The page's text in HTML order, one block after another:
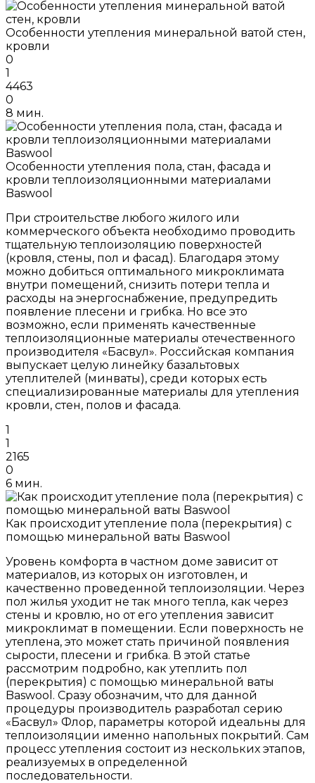
Особенности утепления минеральной ватой стен,
кровли
0
1
4463
0
8 мин.
Особенности утепления пола, стан, фасада и
кровли теплоизоляционными материалами
Baswool
При строительстве любого жилого или
коммерческого объекта необходимо проводить
тщательную теплоизоляцию поверхностей
(кровля, стены, пол и фасад). Благодаря этому
можно добиться оптимального микроклимата
внутри помещений, снизить потери тепла и
расходы на энергоснабжение, предупредить
появление плесени и грибка. Но все это
возможно, если применять качественные
теплоизоляционные материалы отечественного
производителя «Басвул». Российская компания
выпускает целую линейку базальтовых
утеплителей (минваты), среди которых есть
специализированные материалы для утепления
кровли, стен, полов и фасада.
1
1
2165
0
6 мин.
Как происходит утепление пола (перекрытия) с
помощью минеральной ваты Baswool
Уровень комфорта в частном доме зависит от
материалов, из которых он изготовлен, и
качественно проведенной теплоизоляции. Через
пол жилья уходит не так много тепла, как через
стены и кровлю, но от его утепления зависит
микроклимат в помещении. Если поверхность не
утеплена, это может стать причиной появления
сырости, плесени и грибка. В этой статье
рассмотрим подробно, как утеплить пол
(перекрытия) с помощью минеральной ваты
Baswool. Сразу обозначим, что для данной
процедуры производитель разработал серию
«Басвул» Флор, параметры которой идеальны для
теплоизоляции именно напольных покрытий. Сам
процесс утепления состоит из нескольких этапов,
реализуемых в определенной
последовательности.